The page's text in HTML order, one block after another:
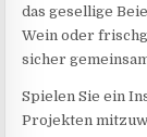
das gesellige
Wein oder
sicher
Spielen Sie ein
Projekten